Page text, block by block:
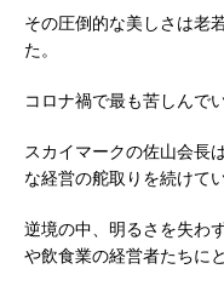
その圧倒的な美しさは老
た。
コロナ禍で最も苦しんで
スカイマークの佐山会長
な経営の舵取りを続けてい
逆境の中、明るさを失わ
や飲食業の経営者たちに